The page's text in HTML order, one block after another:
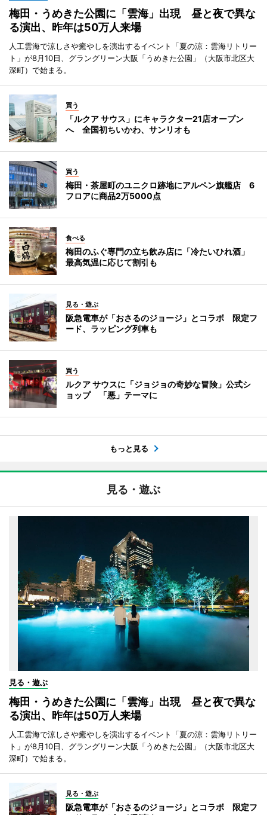
梅田・うめきた公園に「雲海」出現 昼と夜で異な
る演出、昨年は50万人来場
人工雲海で涼しさや癒やしを演出するイベント「夏の涼：雲海リトリー
ト」が8月10日、グラングリーン大阪「うめきた公園」（大阪市北区大
深町）で始まる。
買う
「ルクア サウス」にキャラクター21店オープン
へ 全国初ちいかわ、サンリオも
買う
梅田・茶屋町のユニクロ跡地にアルペン旗艦店 6
フロアに商品2万5000点
食べる
梅田のふぐ専門の立ち飲み店に「冷たいひれ酒」
最高気温に応じて割引も
見る・遊ぶ
阪急電車が「おさるのジョージ」とコラボ 限定フ
ード、ラッピング列車も
買う
ルクア サウスに「ジョジョの奇妙な冒険」公式シ
ョップ 「悪」テーマに
もっと見る
見る・遊ぶ
見る・遊ぶ
梅田・うめきた公園に「雲海」出現 昼と夜で異な
る演出、昨年は50万人来場
人工雲海で涼しさや癒やしを演出するイベント「夏の涼：雲海リトリー
ト」が8月10日、グラングリーン大阪「うめきた公園」（大阪市北区大
深町）で始まる。
見る・遊ぶ
阪急電車が「おさるのジョージ」とコラボ 限定フ